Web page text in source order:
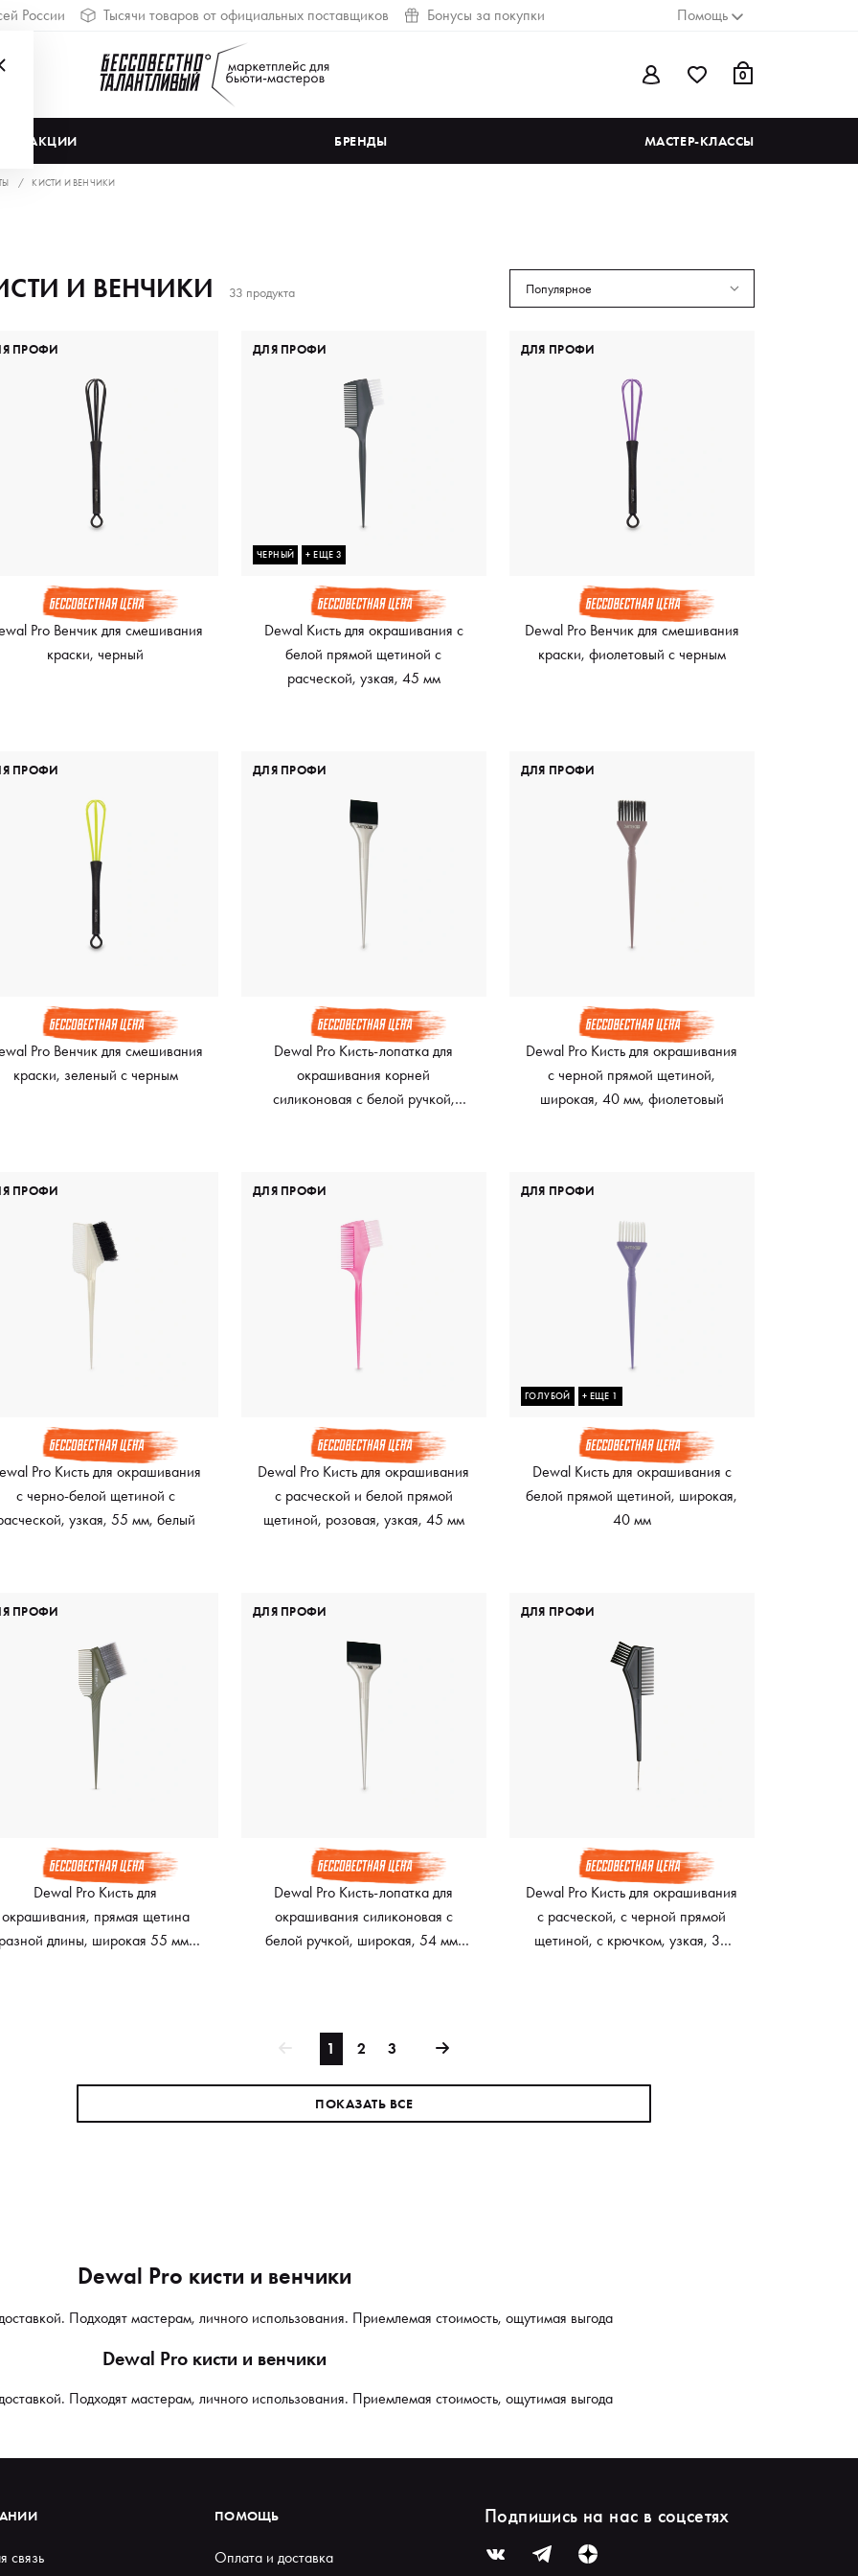
России Тысячи товаров от официальных поставщиков Бонусы за покупки Помощь
0
АКЦИИ БРЕНДЫ МАСТЕР-КЛАССЫ
КИСТИ И ВЕНЧИКИ
И ВЕНЧИКИ 33 продукта Популярное
Pro Венчик для смешивания
краски, черный
ПРОФИ
ЧЕРНЫЙ + ЕЩЕ 3
Dewal Кисть для окрашивания с
белой прямой щетиной с
расческой, узкая, 45 мм
ДЛЯ ПРОФИ
Dewal Pro Венчик для смешивания
краски, фиолетовый с черным
ДЛЯ ПРОФИ
Pro Венчик для смешивания
краски, зеленый с черным
ПРОФИ
Dewal Pro Кисть-лопатка для
окрашивания корней
силиконовая с белой ручкой,
ДЛЯ ПРОФИ
Dewal Pro Кисть для окрашивания
с черной прямой щетиной,
широкая, 40 мм, фиолетовый
ДЛЯ ПРОФИ
Pro Кисть для окрашивания
c черно-белой щетиной с
узкая, 55 мм, белый
ПРОФИ
Dewal Pro Кисть для окрашивания
с расческой и белой прямой
щетиной, розовая, узкая, 45 мм
ДЛЯ ПРОФИ
ГОЛУБОЙ + ЕЩЕ 1
Dewal Кисть для окрашивания с
белой прямой щетиной, широкая,
40 мм
ДЛЯ ПРОФИ
Dewal Pro Кисть для
окрашивания, прямая щетина
длины, широкая 55 мм,
ПРОФИ
Dewal Pro Кисть-лопатка для
окрашивания силиконовая с
белой ручкой, широкая, 54 мм,
ДЛЯ ПРОФИ
Dewal Pro Кисть для окрашивания
с расческой, с черной прямой
щетиной, с крючком, узкая, 30
ДЛЯ ПРОФИ
1 2 3
ПОКАЗАТЬ ВСЕ
Dewal Pro кисти и венчики
Подходят мастерам, личного использования. Приемлемая стоимость, ощутимая выгода
Dewal Pro кисти и венчики
Подходят мастерам, личного использования. Приемлемая стоимость, ощутимая выгода
связь
ПОМОЩЬ
Оплата и доставка
Подпишись на нас в соцсетях